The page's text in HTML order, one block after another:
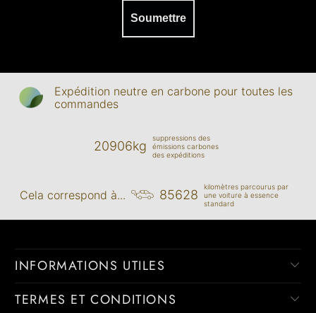
Soumettre
Expédition neutre en carbone pour toutes les
commandes
20906kg
suppressions des
émissions carbones
des expéditions
Cela correspond à... 85628
kilomètres parcourus par
une voiture à essence
standard
INFORMATIONS UTILES
TERMES ET CONDITIONS